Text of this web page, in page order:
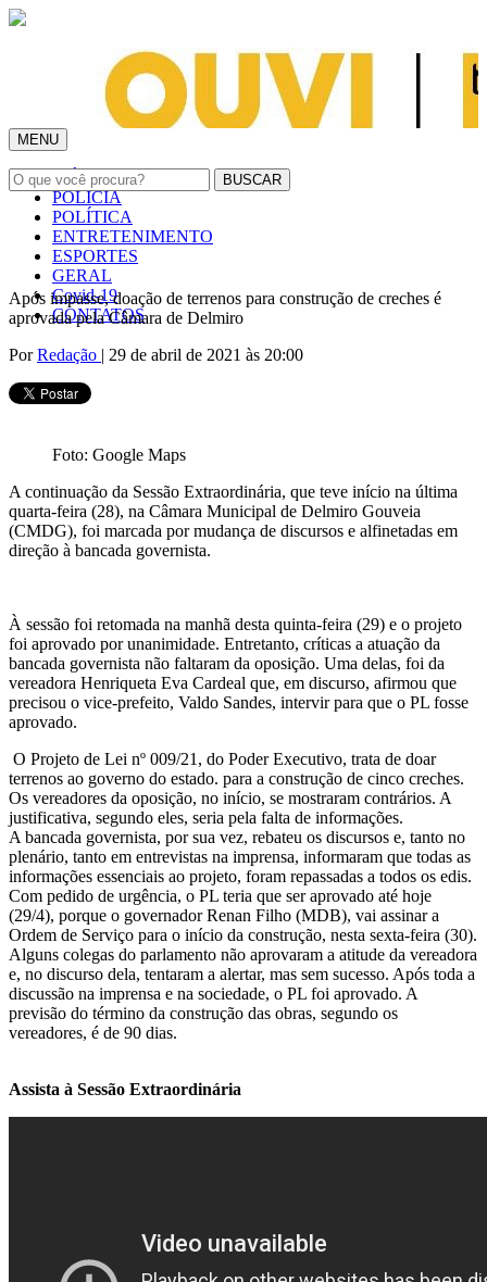
MENU
INÍCIO
POLÍCIA
POLÍTICA
ENTRETENIMENTO
ESPORTES
GERAL
Covid-19
CONTATOS
Após impasse, doação de terrenos para construção de creches é
aprovada pela Câmara de Delmiro
PorRedação | 29 de abril de 2021 às 20:00
Foto: Google Maps
A continuação da Sessão Extraordinária, que teve início na última
quarta-feira (28), na Câmara Municipal de Delmiro Gouveia
(CMDG), foi marcada por mudança de discursos e alfinetadas em
direção à bancada governista.
À sessão foi retomada na manhã desta quinta-feira (29) e o projeto
foi aprovado por unanimidade. Entretanto, críticas a atuação da
bancada governista não faltaram da oposição. Uma delas, foi da
vereadora Henriqueta Eva Cardeal que, em discurso, afirmou que
precisou o vice-prefeito, Valdo Sandes, intervir para que o PL fosse
aprovado.
O Projeto de Lei nº 009/21, do Poder Executivo, trata de doar
terrenos ao governo do estado. para a construção de cinco creches.
Os vereadores da oposição, no início, se mostraram contrários. A
justificativa, segundo eles, seria pela falta de informações.
A bancada governista, por sua vez, rebateu os discursos e, tanto no
plenário, tanto em entrevistas na imprensa, informaram que todas as
informações essenciais ao projeto, foram repassadas a todos os edis.
Com pedido de urgência, o PL teria que ser aprovado até hoje
(29/4), porque o governador Renan Filho (MDB), vai assinar a
Ordem de Serviço para o início da construção, nesta sexta-feira (30).
Alguns colegas do parlamento não aprovaram a atitude da vereadora
e, no discurso dela, tentaram a alertar, mas sem sucesso. Após toda a
discussão na imprensa e na sociedade, o PL foi aprovado. A
previsão do término da construção das obras, segundo os
vereadores, é de 90 dias.
Assista à Sessão Extraordinária